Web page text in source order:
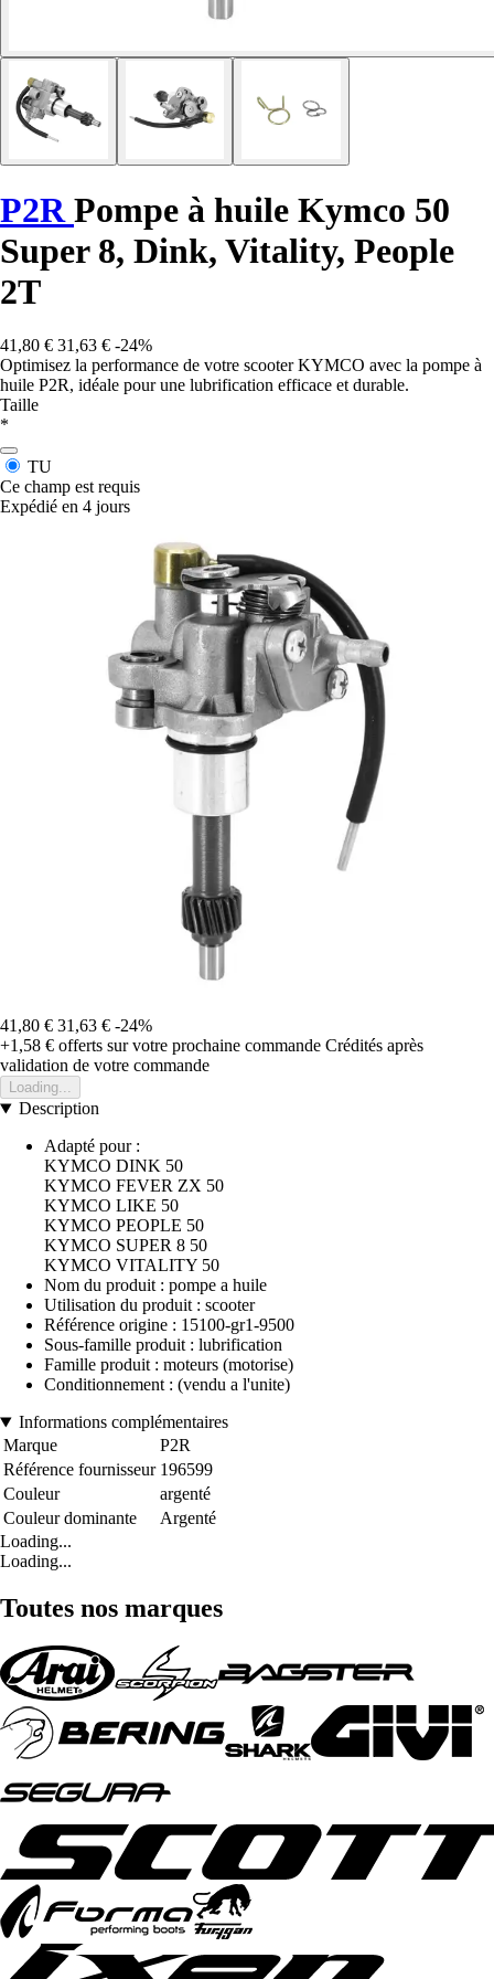
P2R Pompe à huile Kymco 50
Super 8, Dink, Vitality, People
2T
41,80 € 31,63 € -24%
Optimisez la performance de votre scooter KYMCO avec la pompe à
huile P2R, idéale pour une lubrification efficace et durable.
Taille
*
TU
Ce champ est requis
Expédié en 4 jours
41,80 € 31,63 € -24%
+1,58 € offerts sur votre prochaine commande Crédités après
validation de votre commande
Loading...
Description
Adapté pour :
KYMCO DINK 50
KYMCO FEVER ZX 50
KYMCO LIKE 50
KYMCO PEOPLE 50
KYMCO SUPER 8 50
KYMCO VITALITY 50
Nom du produit : pompe a huile
Utilisation du produit : scooter
Référence origine : 15100-gr1-9500
Sous-famille produit : lubrification
Famille produit : moteurs (motorise)
Conditionnement : (vendu a l'unite)
Informations complémentaires
Marque
P2R
Référence fournisseur 196599
Couleur
argenté
Couleur dominante
Argenté
Loading...
Loading...
Toutes nos marques